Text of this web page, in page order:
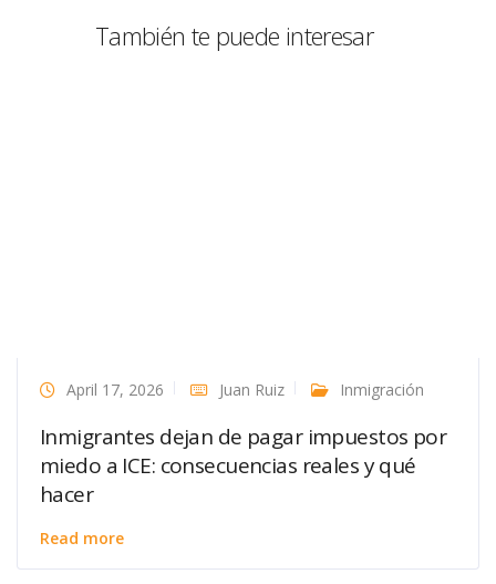
También te puede interesar
April 17, 2026 Juan Ruiz Inmigración
Inmigrantes dejan de pagar impuestos por
miedo a ICE: consecuencias reales y qué
hacer
Read more